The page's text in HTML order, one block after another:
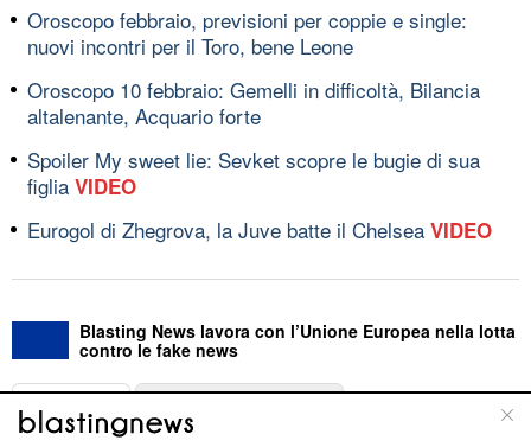
Oroscopo febbraio, previsioni per coppie e single:
nuovi incontri per il Toro, bene Leone
Oroscopo 10 febbraio: Gemelli in difficoltà, Bilancia
altalenante, Acquario forte
Spoiler My sweet lie: Sevket scopre le bugie di sua
figlia VIDEO
Eurogol di Zhegrova, la Juve batte il Chelsea VIDEO
Blasting News lavora con l’Unione Europea nella lotta
contro le fake news
ABOUT